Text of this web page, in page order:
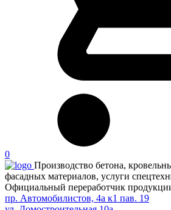
0
Производство бетона,
фасадных материалов, услуги
Официальный переработчик
пр. Автомобилистов, 4а к1 пав. 19